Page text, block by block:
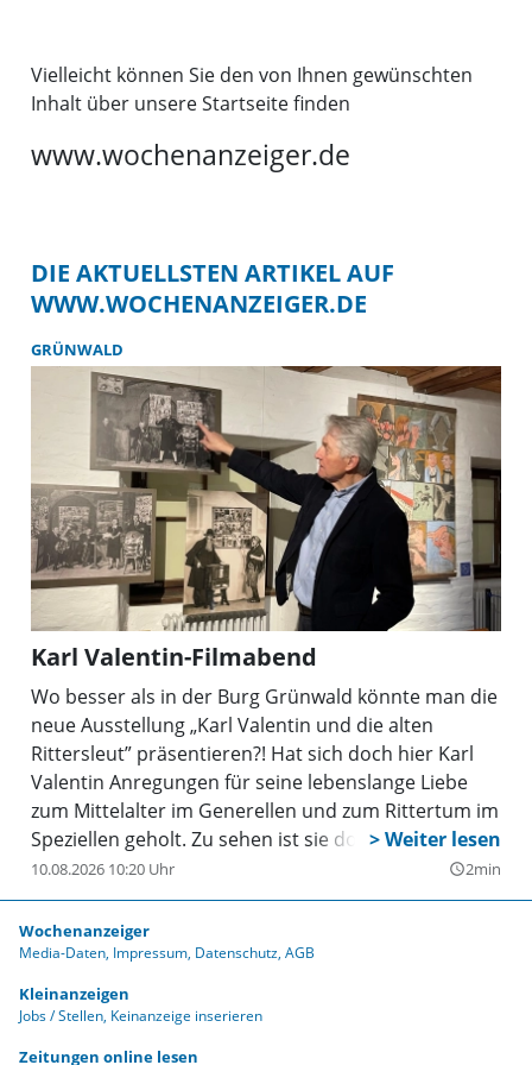
Vielleicht können Sie den von Ihnen gewünschten
Inhalt über unsere Startseite finden
www.wochenanzeiger.de
DIE AKTUELLSTEN ARTIKEL AUF
WWW.WOCHENANZEIGER.DE
GRÜNWALD
Karl Valentin-Filmabend
Wo besser als in der Burg Grünwald könnte man die
neue Ausstellung „Karl Valentin und die alten
Rittersleut” präsentieren?! Hat sich doch hier Karl
Valentin Anregungen für seine lebenslange Liebe
zum Mittelalter im Generellen und zum Rittertum im
Speziellen geholt. Zu sehen ist sie dort bis zum 15.
November.
10.08.2026 10:20 Uhr query_builder2min
Wochenanzeiger
Media-Daten Impressum Datenschutz AGB
Kleinanzeigen
Jobs / Stellen Keinanzeige inserieren
Zeitungen online lesen